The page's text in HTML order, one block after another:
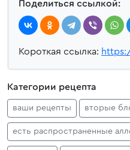
Поделиться ссылкой:
Короткая ссылка:
Категории рецепта
ваши рецепты вторые
есть распространенные